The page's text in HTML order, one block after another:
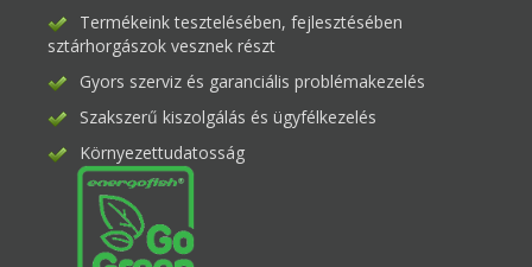
Termékeink tesztelésében, fejlesztésében
sztárhorgászok vesznek részt
Gyors szerviz és garanciális problémakezelés
Szakszerű kiszolgálás és ügyfélkezelés
Környezettudatosság